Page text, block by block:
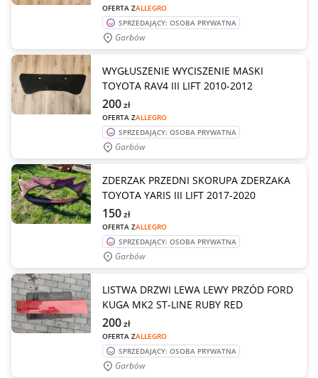
OFERTA ZALLEGRO
SPRZEDAJĄCY: OSOBA PRYWATNA
Garbów
WYGŁUSZENIE WYCISZENIE MASKI
TOYOTA RAV4 III LIFT 2010-2012
OFERTA ZALLEGRO
200zł
SPRZEDAJĄCY: OSOBA PRYWATNA
Garbów
ZDERZAK PRZEDNI SKORUPA ZDERZAKA
TOYOTA YARIS III LIFT 2017-2020
OFERTA ZALLEGRO
150zł
SPRZEDAJĄCY: OSOBA PRYWATNA
Garbów
LISTWA DRZWI LEWA LEWY PRZÓD FORD
KUGA MK2 ST-LINE RUBY RED
OFERTA ZALLEGRO
200zł
SPRZEDAJĄCY: OSOBA PRYWATNA
Garbów